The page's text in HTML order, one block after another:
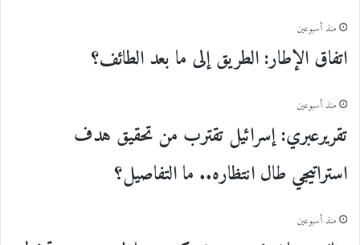
منذ أسبوعين
اتفاق الإطار: الطريق إلى ما بعد الطائف؟
منذ أسبوعين
تقريرعبري: إسرائيل تقترب من تحقيق هدف
استراتيجي طال انتظاره.. ما التفاصيل؟
منذ أسبوعين